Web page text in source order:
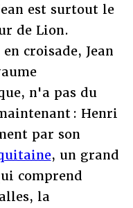
est surtout le
de Lion.
croisade, Jean
n'a pas du
: Henri
par son
, un grand
comprend
la